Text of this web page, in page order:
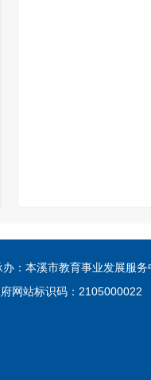
：本溪市教育事业发展
网站标识码：2105000022